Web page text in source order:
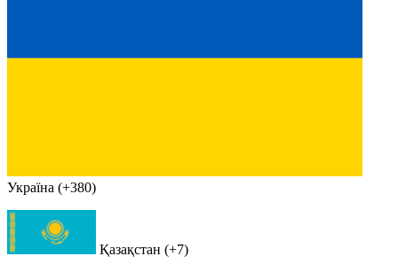
Україна (+380)
Қазақстан (+7)